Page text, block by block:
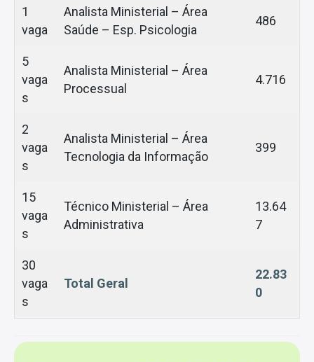
1
vaga
Analista Ministerial – Área
Saúde – Esp. Psicologia
486
5
vaga
s
Analista Ministerial – Área
Processual
4.716
2
vaga
s
Analista Ministerial – Área
Tecnologia da Informação
399
15
vaga
s
Técnico Ministerial – Área
Administrativa
13.64
7
30
vaga
s
Total Geral
22.83
0